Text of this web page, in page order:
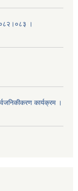
।
कार्यक्रम ।